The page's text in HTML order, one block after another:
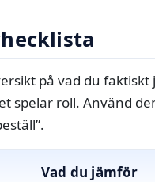
på vad du faktiskt
spelar roll. Använd
Vad du jämför